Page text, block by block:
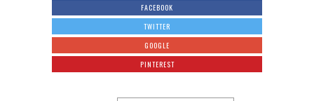
FACEBOOK
TWITTER
GOOGLE
PINTEREST